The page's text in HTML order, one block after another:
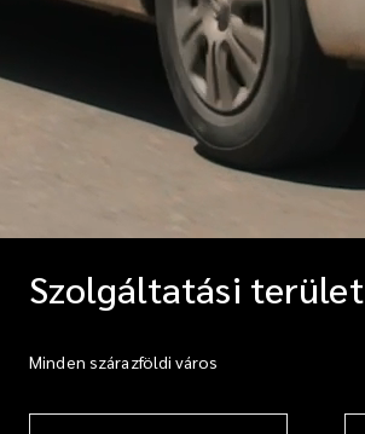
Szolgáltatási terület
Minden szárazföldi város